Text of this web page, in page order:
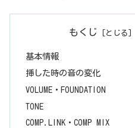
もくじ
基本情報
挿した時の音の変化
VOLUME・FOUNDATION
TONE
COMP.LINK・COMP MIX